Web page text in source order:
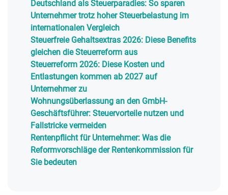
Deutschland als Steuerparadies: So sparen
Unternehmer trotz hoher Steuerbelastung im
internationalen Vergleich
Steuerfreie Gehaltsextras 2026: Diese Benefits
gleichen die Steuerreform aus
Steuerreform 2026: Diese Kosten und
Entlastungen kommen ab 2027 auf
Unternehmer zu
Wohnungsüberlassung an den GmbH-
Geschäftsführer: Steuervorteile nutzen und
Fallstricke vermeiden
Rentenpflicht für Unternehmer: Was die
Reformvorschläge der Rentenkommission für
Sie bedeuten